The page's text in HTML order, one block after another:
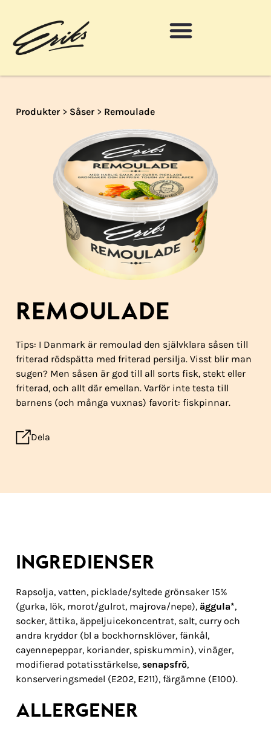
Produkter > Såser > Remoulade
REMOULADE
Tips: I Danmark är remoulad den självklara såsen till
friterad rödspätta med friterad persilja. Visst blir man
sugen? Men såsen är god till all sorts fisk, stekt eller
friterad, och allt där emellan. Varför inte testa till
barnens (och många vuxnas) favorit: fiskpinnar.
Dela
INGREDIENSER
Rapsolja, vatten, picklade/syltede grönsaker 15%
(gurka, lök, morot/gulrot, majrova/nepe), äggula*,
socker, ättika, äppeljuicekoncentrat, salt, curry och
andra kryddor (bl a bockhornsklöver, fänkål,
cayennepeppar, koriander, spiskummin), vinäger,
modifierad potatisstärkelse, senapsfrö,
konserveringsmedel (E202, E211), färgämne (E100).
ALLERGENER